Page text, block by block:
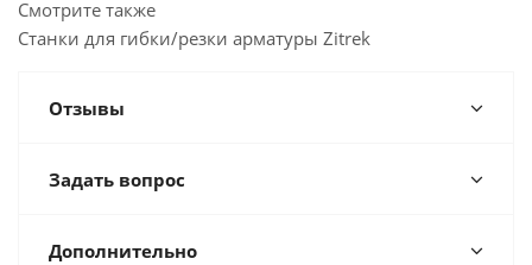
Смотрите также
Станки для гибки/резки арматуры Zitrek
Отзывы
Задать вопрос
Дополнительно